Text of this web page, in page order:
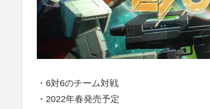
・6対6のチーム対戦
・2022年春発売予定